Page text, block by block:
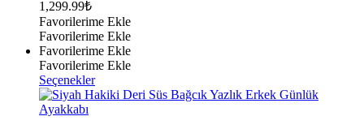
seçilebilir
1,299.99₺
Favorilerime Ekle
Favorilerime Ekle
Favorilerime Ekle
Favorilerime Ekle
SeçeneklerBu
ürünün